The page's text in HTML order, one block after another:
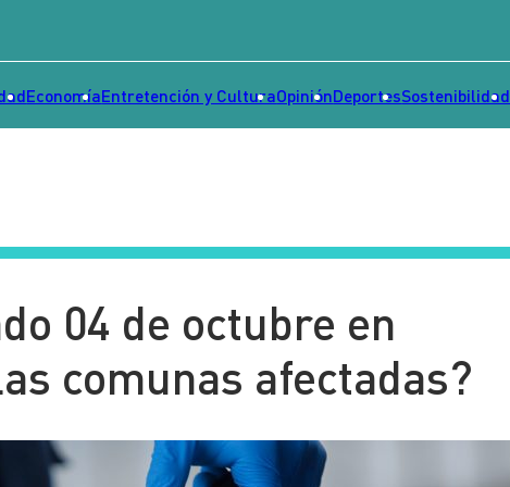
EconomíaEntretención y CulturaOpiniónDeportesSostenibilidad
04 de octubre en
comunas afectadas?